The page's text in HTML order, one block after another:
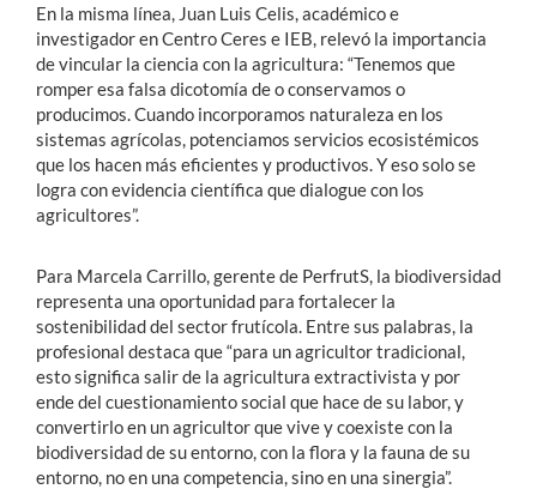
En la misma línea, Juan Luis Celis, académico e
investigador en Centro Ceres e IEB, relevó la importancia
de vincular la ciencia con la agricultura: “Tenemos que
romper esa falsa dicotomía de o conservamos o
producimos. Cuando incorporamos naturaleza en los
sistemas agrícolas, potenciamos servicios ecosistémicos
que los hacen más eficientes y productivos. Y eso solo se
logra con evidencia científica que dialogue con los
agricultores”.
Para Marcela Carrillo, gerente de PerfrutS, la biodiversidad
representa una oportunidad para fortalecer la
sostenibilidad del sector frutícola. Entre sus palabras, la
profesional destaca que “para un agricultor tradicional,
esto significa salir de la agricultura extractivista y por
ende del cuestionamiento social que hace de su labor, y
convertirlo en un agricultor que vive y coexiste con la
biodiversidad de su entorno, con la flora y la fauna de su
entorno, no en una competencia, sino en una sinergia”.